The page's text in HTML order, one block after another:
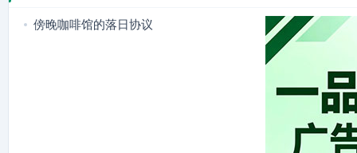
傍晚咖啡馆的落日协议